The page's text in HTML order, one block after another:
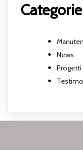
Categorie
News
Progetti